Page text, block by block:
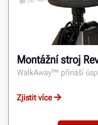
Montážní stroj
WalkAway™ přináší
Zjistit více